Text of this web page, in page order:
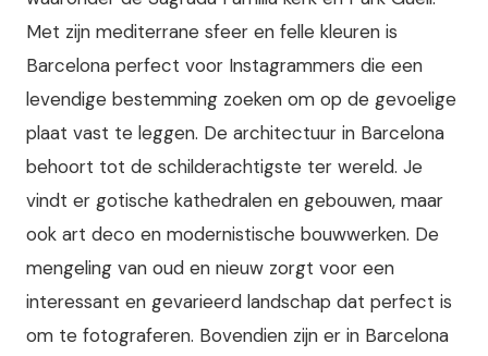
Met zijn mediterrane sfeer en felle kleuren is
Barcelona perfect voor Instagrammers die een
levendige bestemming zoeken om op de gevoelige
plaat vast te leggen. De architectuur in Barcelona
behoort tot de schilderachtigste ter wereld. Je
vindt er gotische kathedralen en gebouwen, maar
ook art deco en modernistische bouwwerken. De
mengeling van oud en nieuw zorgt voor een
interessant en gevarieerd landschap dat perfect is
om te fotograferen. Bovendien zijn er in Barcelona